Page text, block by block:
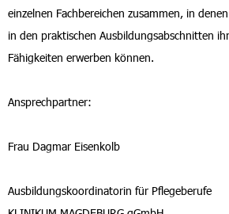
einzelnen Fachbereichen zusammen, in
in den praktischen Ausbildungsabschnitten
Fähigkeiten erwerben können.
Ansprechpartner:
Frau Dagmar Eisenkolb
Ausbildungskoordinatorin für Pflegeberufe